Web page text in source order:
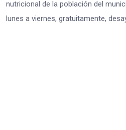
nutricional de la población del
lunes a viernes, gratuitamente,